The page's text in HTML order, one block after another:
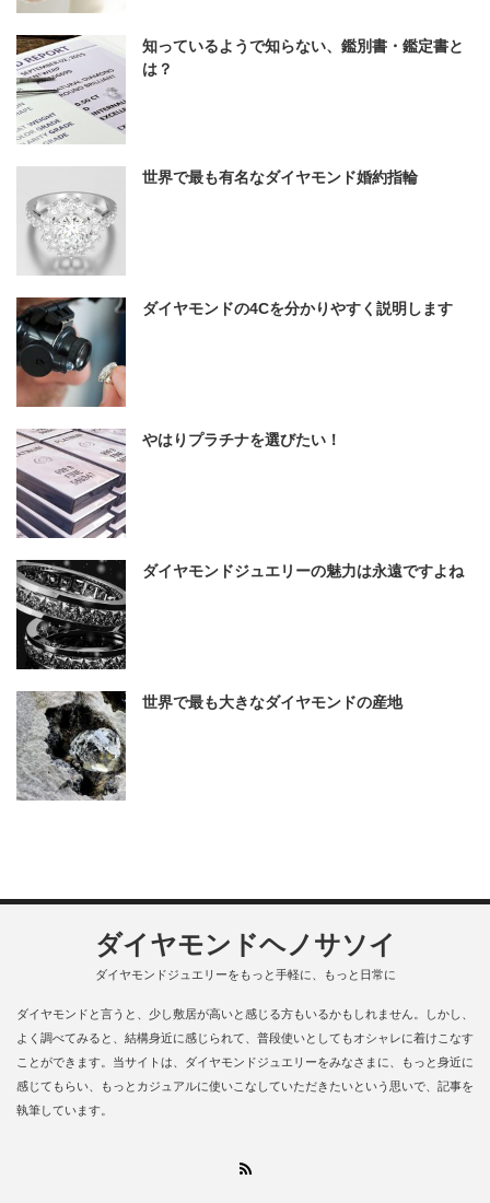
知っているようで知らない、鑑別書・鑑定書と
は？
世界で最も有名なダイヤモンド婚約指輪
ダイヤモンドの4Cを分かりやすく説明します
やはりプラチナを選びたい！
ダイヤモンドジュエリーの魅力は永遠ですよね
世界で最も大きなダイヤモンドの産地
ダイヤモンドヘノサソイ
ダイヤモンドジュエリーをもっと手軽に、もっと日常に
ダイヤモンドと言うと、少し敷居が高いと感じる方もいるかもしれません。しかし、
よく調べてみると、結構身近に感じられて、普段使いとしてもオシャレに着けこなす
ことができます。当サイトは、ダイヤモンドジュエリーをみなさまに、もっと身近に
感じてもらい、もっとカジュアルに使いこなしていただきたいという思いで、記事を
執筆しています。